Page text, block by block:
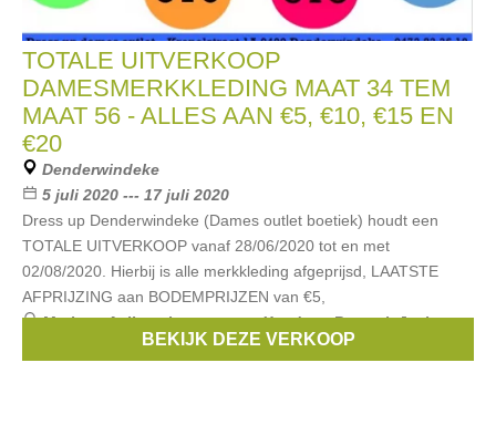
TOTALE UITVERKOOP
DAMESMERKKLEDING MAAT 34 TEM
MAAT 56 - ALLES AAN €5, €10, €15 EN
€20
Denderwindeke
5 juli 2020 --- 17 juli 2020
Dress up Denderwindeke (Dames outlet boetiek) houdt een
TOTALE UITVERKOOP vanaf 28/06/2020 tot en met
02/08/2020. Hierbij is alle merkkleding afgeprijsd, LAATSTE
AFPRIJZING aan BODEMPRIJZEN van €5,
Merken:Aaiko,signe nature,Xandres,Bugarri,Jacky
BEKIJK DEZE VERKOOP